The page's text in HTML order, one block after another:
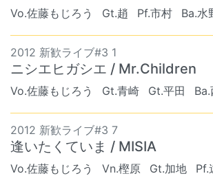
Vo.佐藤もじろう Gt.趙 Pf.市村 Ba.水
2012 新歓ライブ#3 1
ニシエヒガシエ / Mr.Children
Vo.佐藤もじろう Gt.青崎 Gt.平田 Ba.
2012 新歓ライブ#3 7
逢いたくていま / MISIA
Vo.佐藤もじろう Vn.樫原 Gt.加地 Pf.